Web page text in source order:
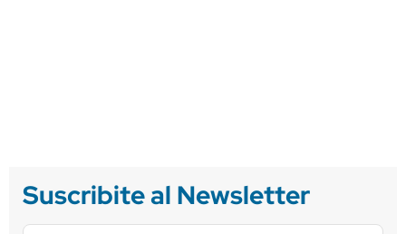
Suscribite al Newsletter